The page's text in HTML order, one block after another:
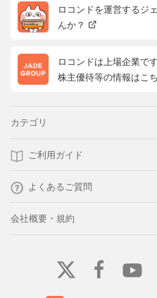
ロコンドを運営するジ
んか？
ロコンドは上場企業で
株主優待等の情報はこ
カテゴリ
ご利用ガイド
よくあるご質問
会社概要・規約